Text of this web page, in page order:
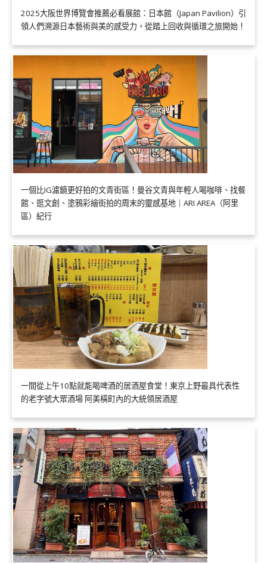
2025大阪世界博覽會推薦必看展館：日本館（Japan Pavilion）引
領人們溯源日本藝術與美的感受力，從踏上回收與循環之旅開始！
一個比IG濾鏡更好拍的文青街區！曼谷文青與年輕人喝咖啡、找餐
館、逛文創、塗鴉彩繪街拍的周末的靈感基地｜ARI AREA（阿里
區）紀行
一間從上午10點就能喝啤酒的居酒屋食堂！東京上野最具代表性
的老字號大眾酒場 阿美橫町內的大統領居酒屋